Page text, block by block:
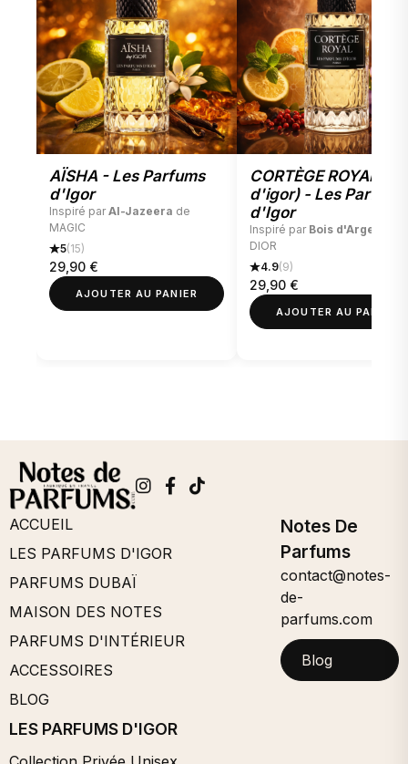
AÏSHA - Les Parfums
d'Igor
Inspiré parAl-Jazeera de
MAGIC
5(15)
29,90 €
AJOUTER AU PANIER
CORTÈGE ROYAL
d'igor) - Les Parfums
d'Igor
Inspiré par Bois d'Argent
DIOR
4.9(9)
29,90 €
AJOUTER AU PANIER
ACCUEIL
LES PARFUMS D'IGOR
PARFUMS DUBAÏ
MAISON DES NOTES
PARFUMS D'INTÉRIEUR
ACCESSOIRES
BLOG
LES PARFUMS D'IGOR
Notes De
Parfums
contact@notes-
de-
parfums.com
Blog